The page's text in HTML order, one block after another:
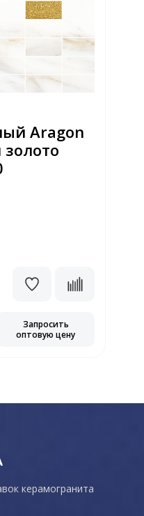
Aragon
Запросить
оптовую цену
керамогранита